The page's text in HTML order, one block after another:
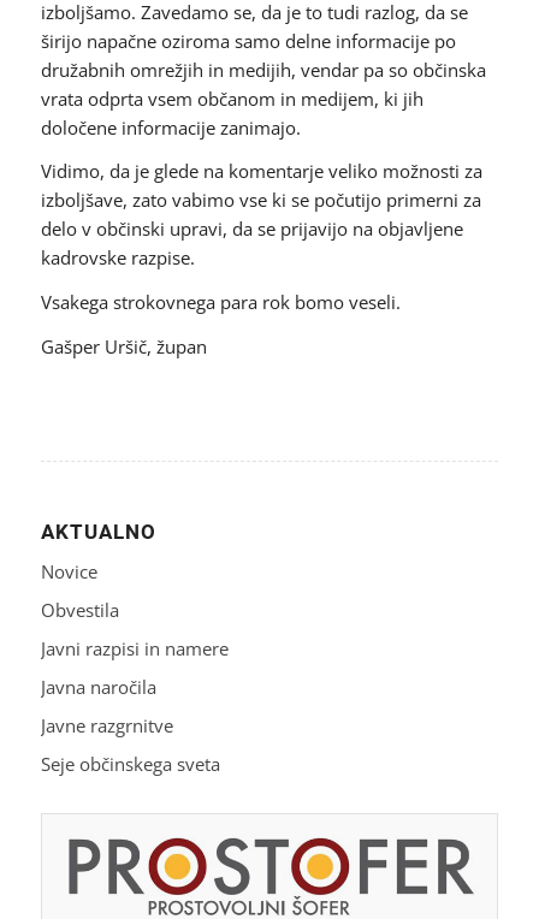
izboljšamo. Zavedamo se, da je to tudi razlog, da se
širijo napačne oziroma samo delne informacije po
družabnih omrežjih in medijih, vendar pa so občinska
vrata odprta vsem občanom in medijem, ki jih
določene informacije zanimajo.
Vidimo, da je glede na komentarje veliko možnosti za
izboljšave, zato vabimo vse ki se počutijo primerni za
delo v občinski upravi, da se prijavijo na objavljene
kadrovske razpise.
Vsakega strokovnega para rok bomo veseli.
Gašper Uršič, župan
AKTUALNO
Novice
Obvestila
Javni razpisi in namere
Javna naročila
Javne razgrnitve
Seje občinskega sveta